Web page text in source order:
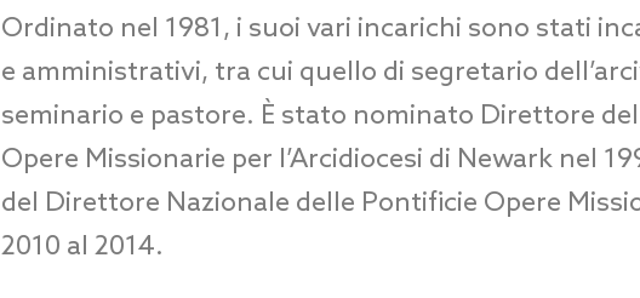
Ordinato nel 1981, i suoi vari incarichi sono stati
e amministrativi, tra cui quello di segretario
seminario e pastore. È stato nominato Direttore
Opere Missionarie per l’Arcidiocesi di Newark nel
del Direttore Nazionale delle Pontificie Opere
2010 al 2014.